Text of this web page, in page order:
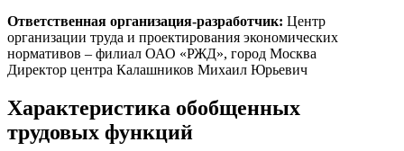
Ответственная организация-разработчик: Центр
организации труда и проектирования экономических
нормативов – филиал ОАО «РЖД», город Москва
Директор центра Калашников Михаил Юрьевич
Характеристика обобщенных
трудовых функций